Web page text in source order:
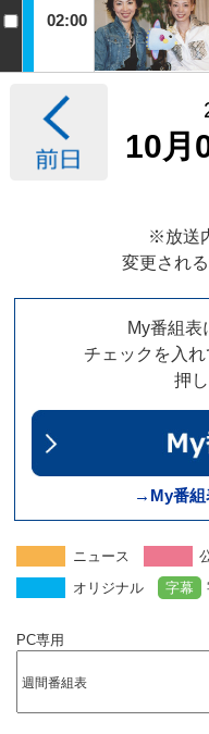
02:00
10月
※放送
変更され
My番組表
チェックを入
押
→My番組
ニュース
オリジナル
字幕
PC専用